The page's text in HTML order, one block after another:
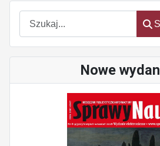
Szukaj
Nowe